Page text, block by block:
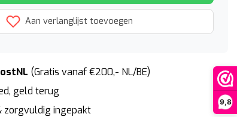
9,8
Aan verlanglijst toevoegen
(Gratis vanaf €200,- NL/BE)
geld terug
zorgvuldig ingepakt